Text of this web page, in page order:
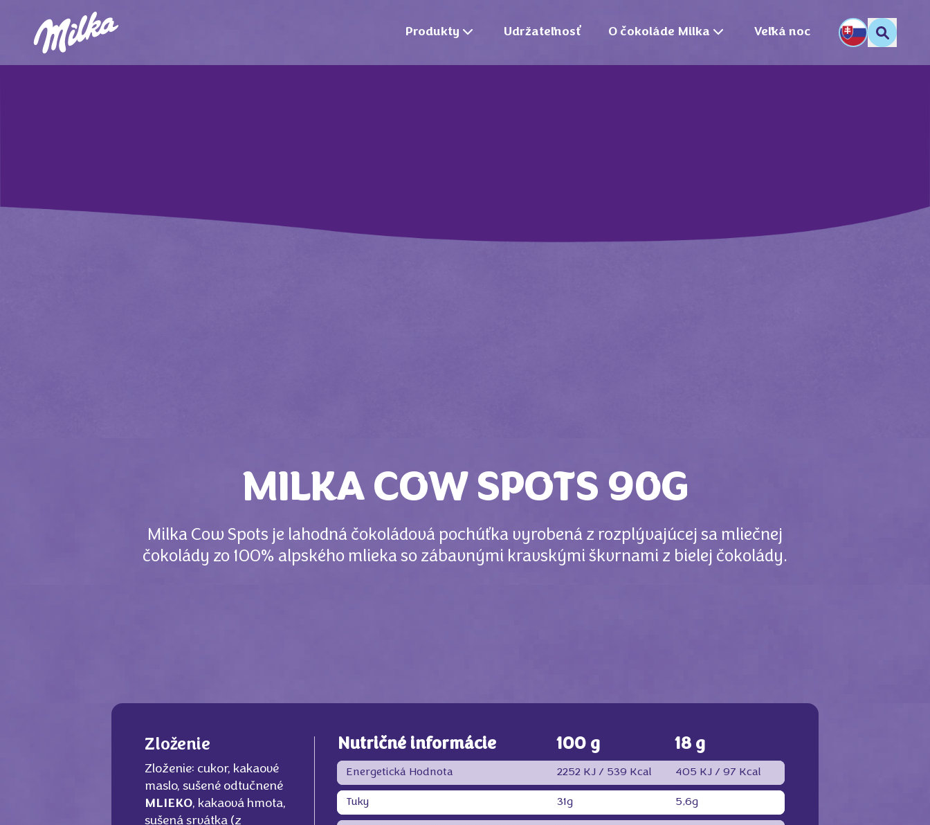
Produkty Udržateľnosť O čokoláde Milka Veľká noc
MILKA COW SPOTS 90G
Milka Cow Spots je lahodná čokoládová pochúťka vyrobená z rozplývajúcej sa mliečnej
čokolády zo 100% alpského mlieka so zábavnými kravskými škvrnami z bielej čokolády.
Zloženie
Zloženie: cukor, kakaové
maslo, sušené odtučnené
MLIEKO, kakaová hmota,
sušená srvátka (z
Nutričné informácie 100 g 18 g
Energetická Hodnota 2252 KJ / 539 Kcal 405 KJ / 97 Kcal
Tuky 31g 5,6g